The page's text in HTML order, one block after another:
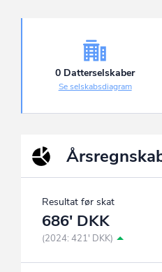
0 Datterselskaber
Se selskabsdiagram
Resultat før skat
686' DKK
(2024: 421' DKK)